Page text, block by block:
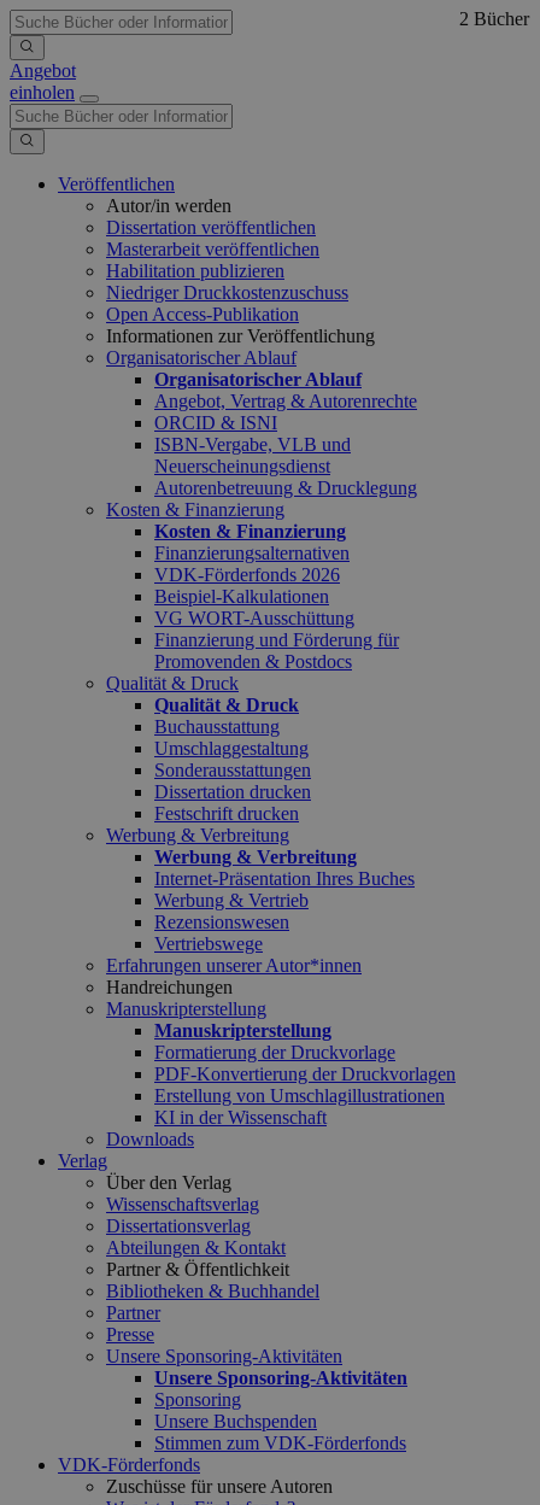
Angebot
einholen
Veröffentlichen
Autor/in werden
Dissertation veröffentlichen
Masterarbeit veröffentlichen
Habilitation publizieren
Niedriger Druckkostenzuschuss
Open Access-Publikation
Informationen zur Veröffentlichung
Organisatorischer Ablauf
Organisatorischer Ablauf
Angebot, Vertrag & Autorenrechte
ORCID & ISNI
ISBN-Vergabe, VLB und
Neuerscheinungsdienst
Autorenbetreuung & Drucklegung
Kosten & Finanzierung
Kosten & Finanzierung
Finanzierungsalternativen
VDK-Förderfonds 2026
Beispiel-Kalkulationen
VG WORT-Ausschüttung
Finanzierung und Förderung für
Promovenden & Postdocs
Qualität & Druck
Qualität & Druck
Buchausstattung
Umschlaggestaltung
Sonderausstattungen
Dissertation drucken
Festschrift drucken
Werbung & Verbreitung
Werbung & Verbreitung
Internet-Präsentation Ihres Buches
Werbung & Vertrieb
Rezensionswesen
Vertriebswege
Erfahrungen unserer Autor*innen
Handreichungen
Manuskripterstellung
Manuskripterstellung
Formatierung der Druckvorlage
PDF-Konvertierung der Druckvorlagen
Erstellung von Umschlagillustrationen
KI in der Wissenschaft
Downloads
Verlag
Über den Verlag
Wissenschaftsverlag
Dissertationsverlag
Abteilungen & Kontakt
Partner & Öffentlichkeit
Bibliotheken & Buchhandel
Partner
Presse
Unsere Sponsoring-Aktivitäten
Unsere Sponsoring-Aktivitäten
Sponsoring
Unsere Buchspenden
Stimmen zum VDK-Förderfonds
VDK-Förderfonds
Zuschüsse für unsere Autoren
2 Bücher